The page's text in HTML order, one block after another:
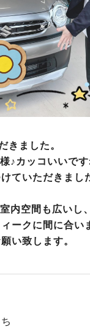
きました。
♪カッコいいです
ていただきまし
内空間も広いし
ークに間に合い
い致します。